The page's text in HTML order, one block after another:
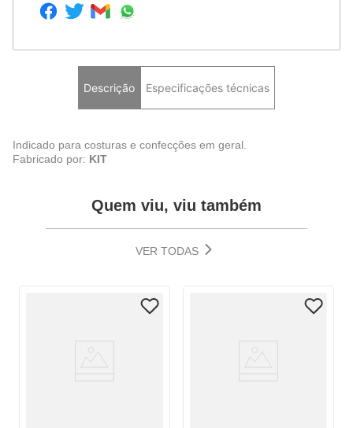
Descrição Especificações técnicas
Indicado para costuras e confecções em geral.
Fabricado por: KIT
Quem viu, viu também
VER TODAS